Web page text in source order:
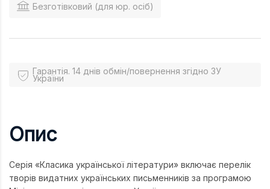
Безготівковий (для юр. осіб)
Гарантія. 14 днів обмін/повернення згідно ЗУ
України
Опис
Серія «Класика української літератури» включає перелік
творів видатних українських письменників за програмою